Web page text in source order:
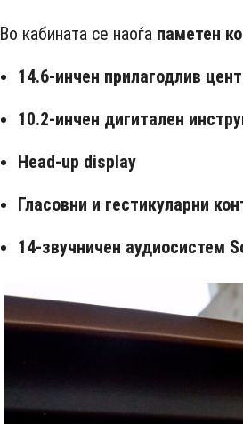
Во кабината се наоѓа паметен
14.6-инчен прилагодлив
10.2-инчен дигитален
Head-up display
Гласовни и гестикуларни
14-звучничен аудиосистем